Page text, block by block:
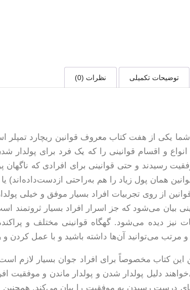
توضیحات تکمیلی نظرات (0)
یکی از هفت کتاب معروف قوانین ریچارد
انواع و اقسام قوانینی را که یک فرد برای پولدار
رسیدند و حتی قوانینی برای افرادی که
همان پول زیاد را هم به‌راحتی
از روی تجربیات افراد بسیار موفق و خیلی
بیان می‌شود که جز اسرار افراد بسیار
نیز دیده می‌شود. گهگاه قوانینی مختلف و
مرتب می‌توانید آن‌ها داشته باشید و با عمل کردن و
این کتاب مخصوصاً برای افراد جوان بسیار لازم
دلیل پولدار شدن و پولدار ماندن و موفقیت
درست رسیدن به موفقیت را بیان می‌کند.